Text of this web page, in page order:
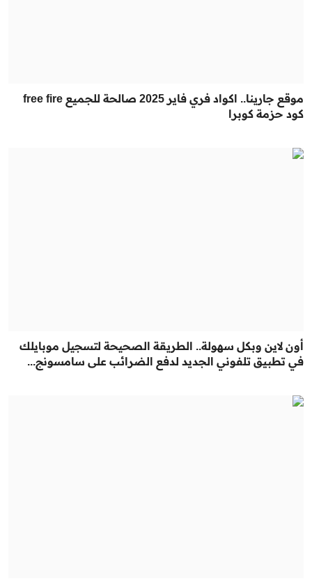
موقع جارينا.. اكواد فري فاير 2025 صالحة للجميع free fire
كود حزمة كوبرا
أون لاين وبكل سهولة.. الطريقة الصحيحة لتسجيل موبايلك
في تطبيق تلفوني الجديد لدفع الضرائب على سامسونج...